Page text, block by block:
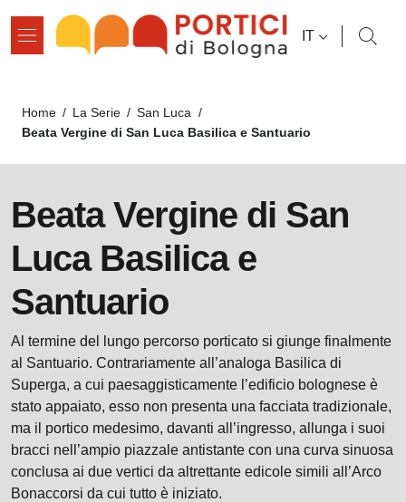
SELETTORE
IT
Briciole di pane
Home / La Serie / San Luca /
Beata Vergine di San Luca Basilica e Santuario
Beata Vergine di San
Luca Basilica e
Santuario
Al termine del lungo percorso porticato si giunge finalmente
al Santuario. Contrariamente all’analoga Basilica di
Superga, a cui paesaggisticamente l’edificio bolognese è
stato appaiato, esso non presenta una facciata tradizionale,
ma il portico medesimo, davanti all’ingresso, allunga i suoi
bracci nell’ampio piazzale antistante con una curva sinuosa
conclusa ai due vertici da altrettante edicole simili all’Arco
Bonaccorsi da cui tutto è iniziato.